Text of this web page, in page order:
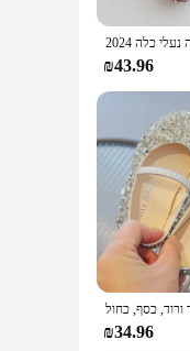
running,
for quality
We
ensuring
of
₪43.96
₪34.96